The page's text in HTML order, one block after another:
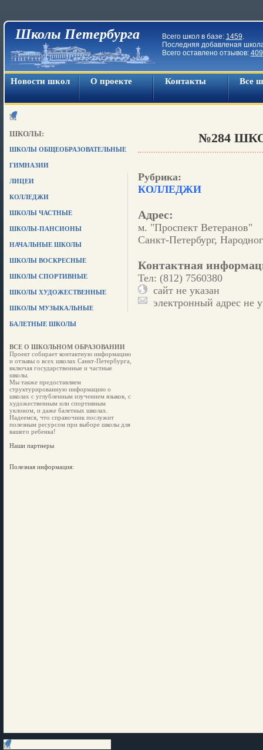
Школы Петербурга Всего школ в базе: 1459.
Последняя добавленая
Всего оставлено отзывов:
Новости школ О проекте Контакты Все
ШКОЛЫ:
ШКОЛЫ ОБЩЕОБРАЗОВАТЕЛЬНЫЕ
ГИМНАЗИИ
ЛИЦЕИ
КОЛЛЕДЖИ
ШКОЛЫ ЧАСТНЫЕ
ШКОЛЫ-ПАНСИОНЫ
НАЧАЛЬНЫЕ ШКОЛЫ
ШКОЛЫ ВОСКРЕСНЫЕ
ШКОЛЫ СПОРТИВНЫЕ
ШКОЛЫ ХУДОЖЕСТВЕННЫЕ
ШКОЛЫ МУЗЫКАЛЬНЫЕ
БАЛЕТНЫЕ ШКОЛЫ
ВСЕ О ШКОЛЬНОМ ОБРАЗОВАНИИ
Проект собирает контактную информацию
и отзывы о всех школах Санкт-Петербурга,
включая государственные и частные
школы.
Мы также предоставляем
структурированную информацию о
школах с углубленным изучением языков, с
художественным или спортивным
уклоном, и даже балетных школах.
Надеемся, что справочник послужит
полезным ресурсом при выборе школы для
вашего ребенка!
Наши партнеры
Полезная информация:
№284
Рубрика:
КОЛЛЕДЖИ
Адрес:
м. "Проспект Ветеранов"
Санкт-Петербург,
Контактная
Тел: (812) 7560380
сайт не указан
электронный адрес не